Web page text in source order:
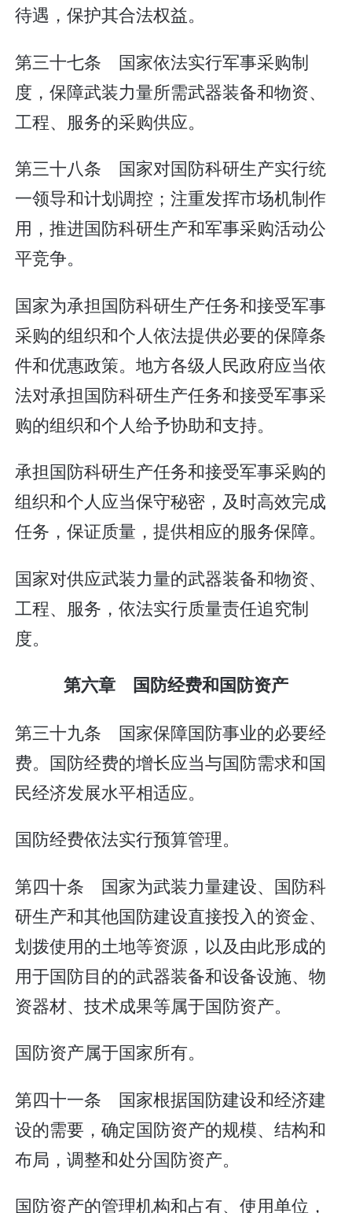
待遇，保护其合法权益。
第三十七条 国家依法实行军事采购制
度，保障武装力量所需武器装备和物资、
工程、服务的采购供应。
第三十八条 国家对国防科研生产实行统
一领导和计划调控；注重发挥市场机制作
用，推进国防科研生产和军事采购活动公
平竞争。
国家为承担国防科研生产任务和接受军事
采购的组织和个人依法提供必要的保障条
件和优惠政策。地方各级人民政府应当依
法对承担国防科研生产任务和接受军事采
购的组织和个人给予协助和支持。
承担国防科研生产任务和接受军事采购的
组织和个人应当保守秘密，及时高效完成
任务，保证质量，提供相应的服务保障。
国家对供应武装力量的武器装备和物资、
工程、服务，依法实行质量责任追究制
度。
第六章 国防经费和国防资产
第三十九条 国家保障国防事业的必要经
费。国防经费的增长应当与国防需求和国
民经济发展水平相适应。
国防经费依法实行预算管理。
第四十条 国家为武装力量建设、国防科
研生产和其他国防建设直接投入的资金、
划拨使用的土地等资源，以及由此形成的
用于国防目的的武器装备和设备设施、物
资器材、技术成果等属于国防资产。
国防资产属于国家所有。
第四十一条 国家根据国防建设和经济建
设的需要，确定国防资产的规模、结构和
布局，调整和处分国防资产。
国防资产的管理机构和占有、使用单位，